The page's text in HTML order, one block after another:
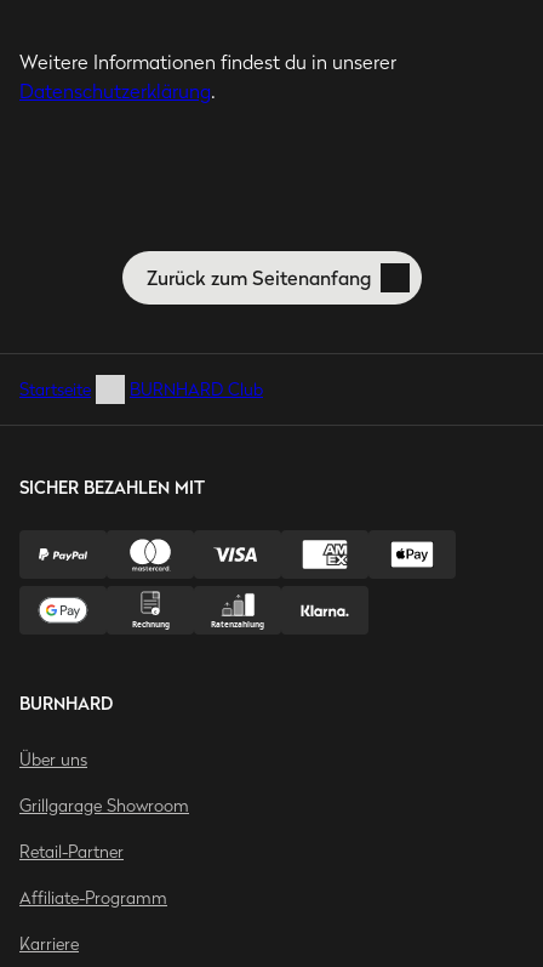
Weitere Informationen findest du in unserer
Datenschutzerklärung.
Zurück zum Seitenanfang
Startseite BURNHARD Club
SICHER BEZAHLEN MIT
BURNHARD
Über uns
Grillgarage Showroom
Retail-Partner
Affiliate-Programm
Karriere